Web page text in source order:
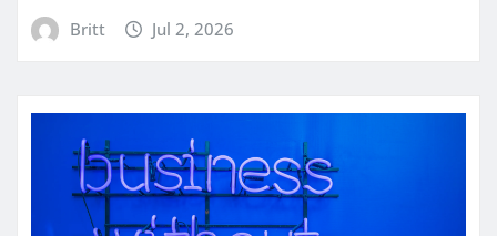
Britt Jul 2, 2026